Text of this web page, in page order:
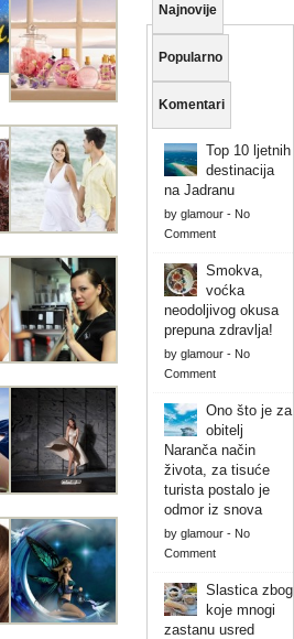
Najnovije
Popularno
Komentari
Top 10 ljetnih
destinacija
na Jadranu
by glamour- No
Comment
Smokva,
voćka
neodoljivog okusa
prepuna zdravlja!
by glamour- No
Comment
Ono što je za
obitelj
Naranča način
života, za tisuće
turista postalo je
odmor iz snova
by glamour- No
Comment
Slastica zbog
koje mnogi
zastanu usred